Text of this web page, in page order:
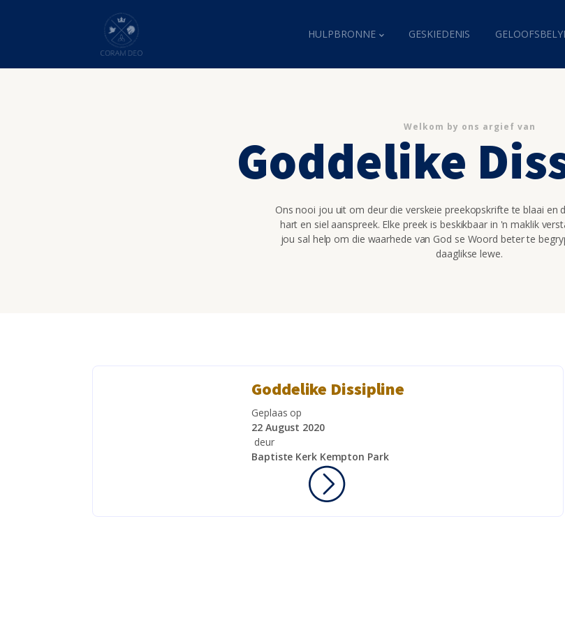
HULPBRONNE GESKIEDENIS
Welkom by ons argief van
Goddelike
Ons nooi jou uit om deur die verskeie preekopskrifte te blaai en
hart en siel aanspreek. Elke preek is beskikbaar in 'n maklik
jou sal help om die waarhede van God se Woord beter te
daaglikse lewe.
Goddelike Dissipline
Geplaas op
22 August 2020
deur
Baptiste Kerk Kempton Park